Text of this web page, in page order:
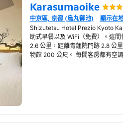
Karasumaoike
在新視窗開啟
中京區, 京都 (烏丸御池) 顯示在
Shizutetsu Hotel Prezio Kyoto
助式早餐以及 WiFi（免費）。這
2.6 公里，距離青蓮院門跡 2.8 公
物館 200 公尺。 每間客房都有空